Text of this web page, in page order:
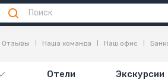
Отели Экскурсии
Отзывы Наша команда Наш офис